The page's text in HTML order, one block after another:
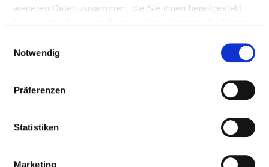
weiteren Daten zusammen, die Sie ihnen bereitgestellt
Notwendig
Präferenzen
Statistiken
Marketing
Theatertherapie / Bibliotherapie
Musiktherapie